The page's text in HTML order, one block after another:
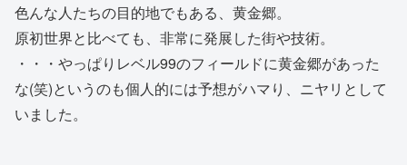
色んな人たちの目的地でもある、黄金郷。
原初世界と比べても、非常に発展した街や技術。
・・・やっぱりレベル99のフィールドに黄金郷があった
な(笑)というのも個人的には予想がハマり、ニヤリとして
いました。